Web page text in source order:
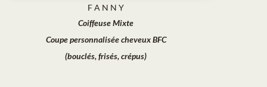
F A N N Y
Coiffeuse Mixte
Coupe personnalisée cheveux BFC
(bouclés, frisés, crépus)